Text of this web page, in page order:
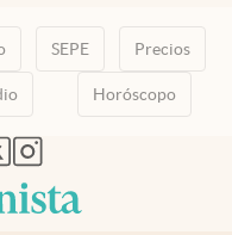
SEPE Precios
Horóscopo
pestaña
nueva pestaña
en nueva pestaña
abre en nueva pestaña
abre en nueva pestaña